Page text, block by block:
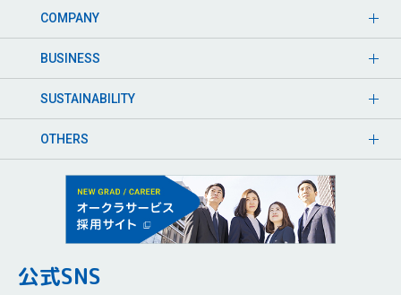
COMPANY
BUSINESS
SUSTAINABILITY
OTHERS
公式SNS